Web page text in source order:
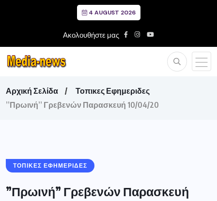
4 AUGUST 2026
Ακολουθήστε μας
Αρχική Σελίδα
Τοπικες Εφημεριδες
”Πρωινή” Γρεβενών Παρασκευή 10/04/20
ΤΟΠΙΚΕΣ ΕΦΗΜΕΡΙΔΕΣ
”Πρωινή” Γρεβενών Παρασκευή